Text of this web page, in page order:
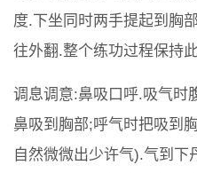
度.下坐同时两手提起到胸
往外翻.整个练功过程保持
调息调意:鼻吸口呼.吸气时
鼻吸到胸部;呼气时把吸到
自然微微出少许气).气到下